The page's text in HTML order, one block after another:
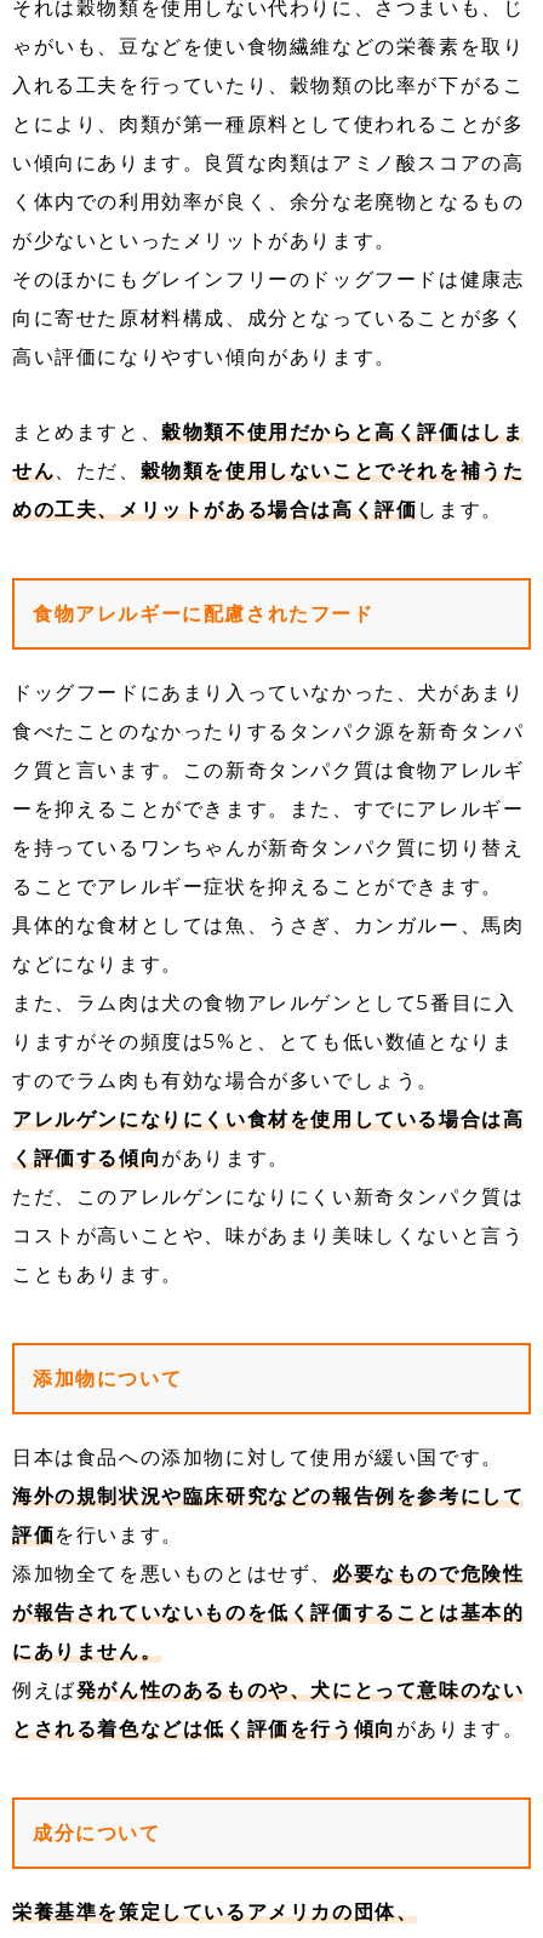
それは穀物類を使用しない代わりに、さつまいも、じ
ゃがいも、豆などを使い食物繊維などの栄養素を取り
入れる工夫を行っていたり、穀物類の比率が下がるこ
とにより、肉類が第一種原料として使われることが多
い傾向にあります。良質な肉類はアミノ酸スコアの高
く体内での利用効率が良く、余分な老廃物となるもの
が少ないといったメリットがあります。
そのほかにもグレインフリーのドッグフードは健康志
向に寄せた原材料構成、成分となっていることが多く
高い評価になりやすい傾向があります。
まとめますと、穀物類不使用だからと高く評価はしま
せん、ただ、 穀物類を使用しないことでそれを補うた
めの工夫、メリットがある場合は高く評価します。
食物アレルギーに配慮されたフード
ドッグフードにあまり入っていなかった、犬があまり
食べたことのなかったりするタンパク源を新奇タンパ
ク質と言います。この新奇タンパク質は食物アレルギ
ーを抑えることができます。また、すでにアレルギー
を持っているワンちゃんが新奇タンパク質に切り替え
ることでアレルギー症状を抑えることができます。
具体的な食材としては魚、うさぎ、カンガルー、馬肉
などになります。
また、ラム肉は犬の食物アレルゲンとして5番目に入
りますがその頻度は5%と、とても低い数値となりま
すのでラム肉も有効な場合が多いでしょう。
アレルゲンになりにくい食材を使用している場合は高
く評価する傾向があります。
ただ、このアレルゲンになりにくい新奇タンパク質は
コストが高いことや、味があまり美味しくないと言う
こともあります。
添加物について
日本は食品への添加物に対して使用が緩い国です。
海外の規制状況や臨床研究などの報告例を参考にして
評価を行います。
添加物全てを悪いものとはせず、 必要なもので危険性
が報告されていないものを低く評価することは基本的
にありません。
例えば発がん性のあるものや、犬にとって意味のない
とされる着色などは低く評価を行う傾向があります。
成分について
栄養基準を策定しているアメリカの団体、